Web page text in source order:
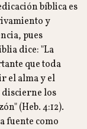
bíblica es
y
pues
dice: "La
que toda
el alma y el
los
(Heb. 4:12).
fuente como